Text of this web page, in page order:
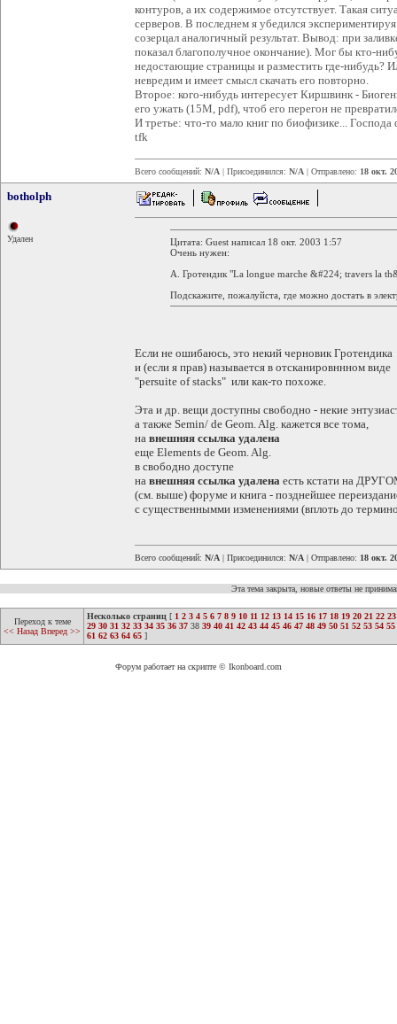
контуров, а их содержимое отсутствует. Такая
серверов. В последнем я убедился
созерцал аналогичный результат. Вывод: при
показал благополучное окончание). Мог бы кто-
недостающие страницы и разместить где-нибудь?
невредим и имеет смысл скачать его повторно.
Второе: кого-нибудь интересует Киршвинк -
его ужать (15М, pdf), чтоб его перегон не
И третье: что-то мало книг по биофизике...
tfk
Всего сообщений: N/A | Присоединился: N/A | Отправлено: 18 окт.
botholph
Удален
Цитата: Guest написал 18 окт. 2003 1:57
Очень нужен:
А. Гротендик "La longue marche &#224; travers la
Подскажите, пожалуйста, где можно достать в
Если не ошибаюсь, это некий черновик Гротендика
и (если я прав) называется в отсканировннном виде
"persuite of stacks" или как-то похоже.
Эта и др. вещи доступны свободно - некие
а также Semin/ de Geom. Alg. кажется все тома,
на внешняя ссылка удалена
еще Elements de Geom. Alg.
в свободно доступе
на внешняя ссылка удалена есть кстати на
(см. выше) форуме и книга - позднейшее
с существеннымми изменениями (вплоть до
Всего сообщений: N/A | Присоединился: N/A | Отправлено: 18 окт.
Эта тема закрыта, новые ответы не
Переход к теме
<< Назад Вперед >>
Несколько страниц [ 1 2 3 4 5 6 7 8 9 10 11 12 13 14 15 16 17 18 19 20 21 22 23
29 30 31 32 33 34 35 36 37 38 39 40 41 42 43 44 45 46 47 48 49 50 51 52 53 54 55
61 62 63 64 65 ]
Форум работает на скрипте © Ikonboard.com